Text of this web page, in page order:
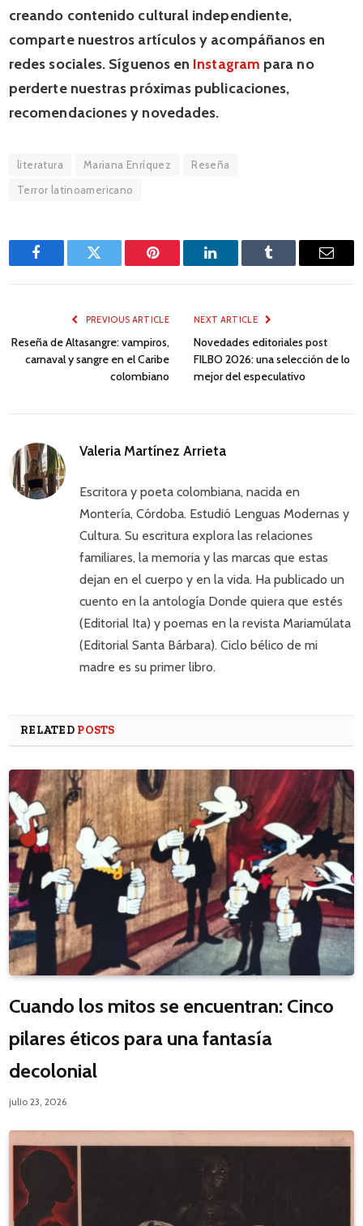
creando contenido cultural independiente,
comparte nuestros artículos y acompáñanos en
redes sociales. Síguenos en Instagram para no
perderte nuestras próximas publicaciones,
recomendaciones y novedades.
literatura Mariana Enríquez
Reseña
Terror latinoamericano
FacebookTwitter Pinterest LinkedIn Tumblr Email
PREVIOUS ARTICLE
Reseña de Altasangre: vampiros,
carnaval y sangre en el Caribe
colombiano
NEXT ARTICLE
Novedades editoriales post
FILBO 2026: una selección de lo
mejor del especulativo
Valeria Martínez Arrieta
Escritora y poeta colombiana, nacida en
Montería, Córdoba. Estudió Lenguas Modernas y
Cultura. Su escritura explora las relaciones
familiares, la memoria y las marcas que estas
dejan en el cuerpo y en la vida. Ha publicado un
cuento en la antología Donde quiera que estés
(Editorial Ita) y poemas en la revista Mariamúlata
(Editorial Santa Bárbara). Ciclo bélico de mi
madre es su primer libro.
RELATED POSTS
Cuando los mitos se encuentran: Cinco
pilares éticos para una fantasía
decolonial
julio 23, 2026